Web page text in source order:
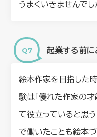
うまくいきませんでし
起業する前に
絵本作家を目指した
験は「優れた作家の才
て役立っていると思
で働いたことも絵本づ